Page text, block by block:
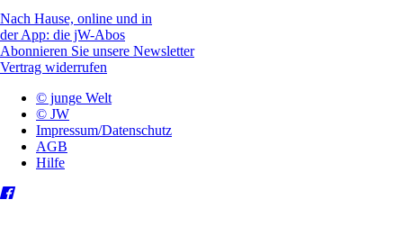
Nach Hause, online und in
der App: die jW-Abos
Abonnieren Sie unsere Newsletter
Vertrag widerrufen
© junge Welt
© JW
Impressum/Datenschutz
AGB
Hilfe